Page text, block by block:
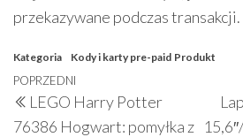
przekazywane podczas transakcji.
Kategoria Kody i karty pre-paid Produkt
Nawigacja
wpisu
Poprzedni
wpis
POPRZEDNI
LEGO Harry Potter
76386 Hogwart: pomyłka z